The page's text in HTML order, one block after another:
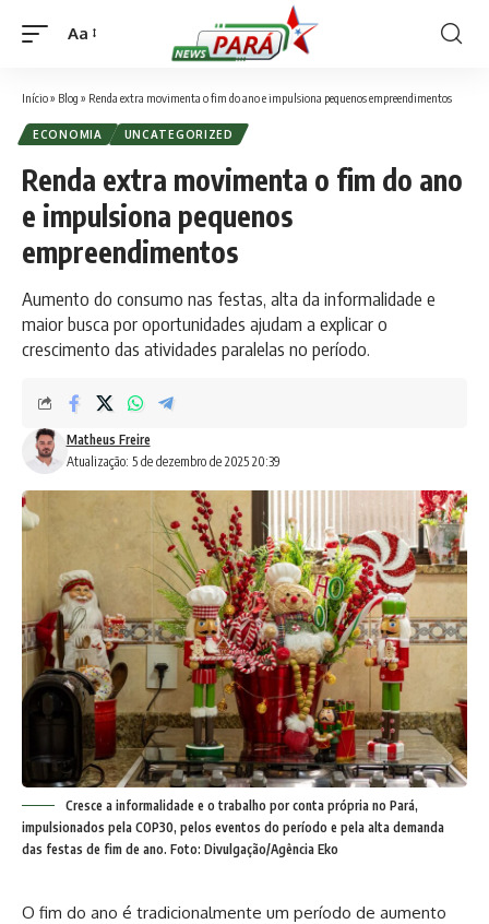
Font
Aa
Início» Blog » Renda extra movimenta o fim do ano e impulsiona pequenos empreendimentos
ECONOMIA UNCATEGORIZED
Renda extra movimenta o fim do ano
e impulsiona pequenos
empreendimentos
Aumento do consumo nas festas, alta da informalidade e
maior busca por oportunidades ajudam a explicar o
crescimento das atividades paralelas no período.
Atualização: 5 de dezembro de 2025 20:39
Matheus Freire
Cresce a informalidade e o trabalho por conta própria no Pará,
impulsionados pela COP30, pelos eventos do período e pela alta demanda
das festas de fim de ano. Foto: Divulgação/Agência Eko
O fim do ano é tradicionalmente um período de aumento